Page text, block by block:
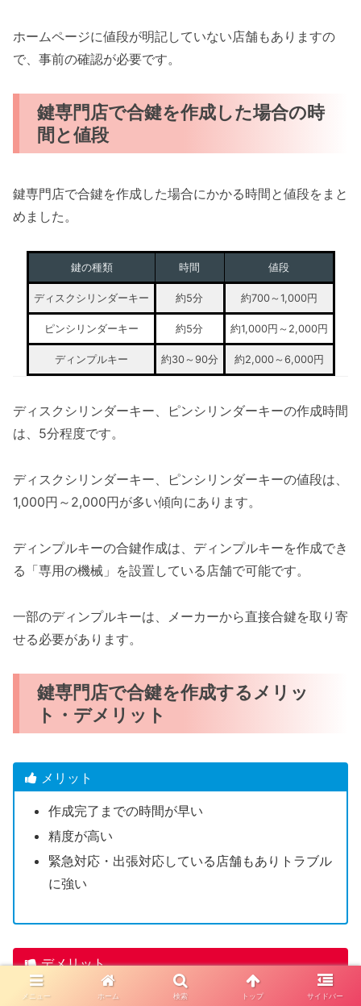
ホームページに値段が明記していない店舗もありますの
で、事前の確認が必要です。
鍵専門店で合鍵を作成した場合の時
間と値段
鍵専門店で合鍵を作成した場合にかかる時間と値段をまと
めました。
鍵の種類 時間 値段
ディスクシリンダーキー 約5分 約700～1,000円
ピンシリンダーキー 約5分 約1,000円～2,000円
ディンプルキー 約30～90分 約2,000～6,000円
ディスクシリンダーキー、ピンシリンダーキーの作成時間
は、5分程度です。
ディスクシリンダーキー、ピンシリンダーキーの値段は、
1,000円～2,000円が多い傾向にあります。
ディンプルキーの合鍵作成は、ディンプルキーを作成でき
る「専用の機械」を設置している店舗で可能です。
一部のディンプルキーは、メーカーから直接合鍵を取り寄
せる必要があります。
鍵専門店で合鍵を作成するメリッ
ト・デメリット
メリット
作成完了までの時間が早い
精度が高い
緊急対応・出張対応している店舗もありトラブル
に強い
デメリット
一部のディンプルキーは店舗で合鍵作成できない
メニュー ホーム 検索 トップ サイドバー